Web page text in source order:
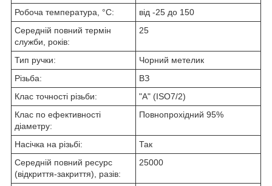
Робоча температура, °C:
від -25 до 150
Середній повний термін
служби, років:
25
Тип ручки:
Чорний метелик
Різьба:
ВЗ
Клас точності різьби:
"А" (ISO7/2)
Клас по ефективності
діаметру:
Повнопрохідний 95%
Насічка на різьбі:
Так
Середній повний ресурс
(відкриття-закриття), разів:
25000